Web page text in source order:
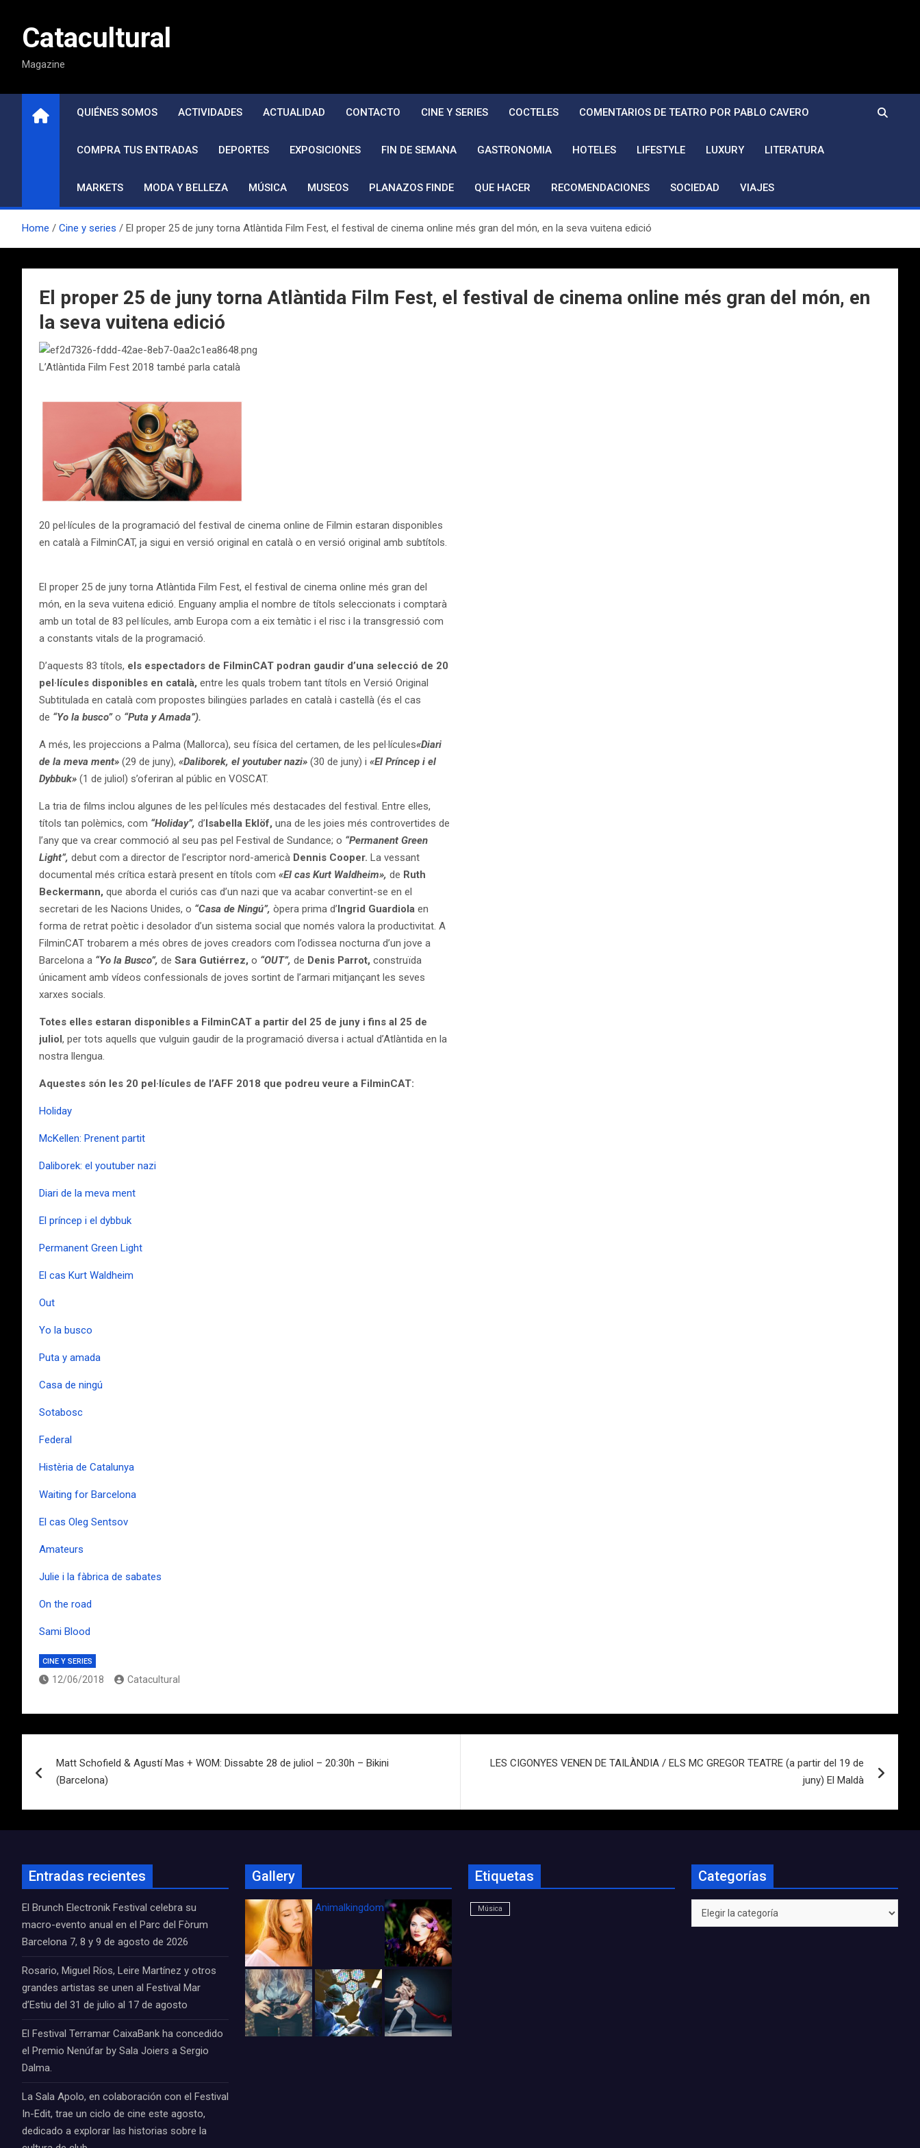
contenidoCatacultural
Magazine
QUIÉNES SOMOS ACTIVIDADES ACTUALIDAD CONTACTO CINE Y SERIES COCTELES COMENTARIOS DE TEATRO POR PABLO CAVERO
COMPRA TUS ENTRADAS DEPORTES EXPOSICIONES FIN DE SEMANA GASTRONOMIA HOTELES LIFESTYLE LUXURY LITERATURA
MARKETS MODA Y BELLEZA MÚSICA MUSEOS PLANAZOS FINDE QUE HACER RECOMENDACIONES SOCIEDAD VIAJES
Home Cine y series El proper 25 de juny torna Atlàntida Film Fest, el festival de cinema online més gran del món, en la seva vuitena edició
El proper 25 de juny torna Atlàntida Film Fest, el festival de cinema online més gran del món, en
la seva vuitena edició
L’Atlàntida Film Fest 2018 també parla català
20 pel·lícules de la programació del festival de cinema online de Filmin estaran disponibles
en català a FilminCAT, ja sigui en versió original en català o en versió original amb subtítols.
El proper 25 de juny torna Atlàntida Film Fest, el festival de cinema online més gran del
món, en la seva vuitena edició. Enguany amplia el nombre de títols seleccionats i comptarà
amb un total de 83 pel·lícules, amb Europa com a eix temàtic i el risc i la transgressió com
a constants vitals de la programació.
D’aquests 83 títols, els espectadors de FilminCAT podran gaudir d’una selecció de 20
pel·lícules disponibles en català, entre les quals trobem tant títols en Versió Original
Subtitulada en català com propostes bilingües parlades en català i castellà (és el cas
de “Yo la busco”o “Puta y Amada”).
A més, les projeccions a Palma (Mallorca), seu física del certamen, de les pel·lícules«Diari
de la meva ment» (29 de juny), «Daliborek, el youtuber nazi» (30 de juny) i «El Príncep i el
Dybbuk» (1 de juliol) s’oferiran al públic en VOSCAT.
La tria de films inclou algunes de les pel·lícules més destacades del festival. Entre elles,
títols tan polèmics, com “Holiday”, d’Isabella Eklöf, una de les joies més controvertides de
l’any que va crear commoció al seu pas pel Festival de Sundance; o “Permanent Green
Light”, debut com a director de l’escriptor nord-americà Dennis Cooper. La vessant
documental més crítica estarà present en títols com «El cas Kurt Waldheim», de Ruth
Beckermann, que aborda el curiós cas d’un nazi que va acabar convertint-se en el
secretari de les Nacions Unides, o “Casa de Ningú”, òpera prima d’Ingrid Guardiola en
forma de retrat poètic i desolador d’un sistema social que només valora la productivitat. A
FilminCAT trobarem a més obres de joves creadors com l’odissea nocturna d’un jove a
Barcelona a “Yo la Busco”, de Sara Gutiérrez, o “OUT”, de Denis Parrot, construïda
únicament amb vídeos confessionals de joves sortint de l’armari mitjançant les seves
xarxes socials.
Totes elles estaran disponibles a FilminCAT a partir del 25 de juny i fins al 25 de
juliol, per tots aquells que vulguin gaudir de la programació diversa i actual d’Atlàntida en la
nostra llengua.
Aquestes són les 20 pel·lícules de l’AFF 2018 que podreu veure a FilminCAT:
Holiday
McKellen: Prenent partit
Daliborek: el youtuber nazi
Diari de la meva ment
El príncep i el dybbuk
Permanent Green Light
El cas Kurt Waldheim
Out
Yo la busco
Puta y amada
Casa de ningú
Sotabosc
Federal
Histèria de Catalunya
Waiting for Barcelona
El cas Oleg Sentsov
Amateurs
Julie i la fàbrica de sabates
On the road
Sami Blood
CINE Y SERIES
12/06/2018 Catacultural
de
entradas
Matt Schofield & Agustí Mas + WOM: Dissabte 28 de juliol – 20:30h – Bikini
(Barcelona)
LES CIGONYES VENEN DE TAILÀNDIA / ELS MC GREGOR TEATRE (a partir del 19 de
juny) El Maldà
Entradas recientes
El Brunch Electronik Festival celebra su
macro-evento anual en el Parc del Fòrum
Barcelona 7, 8 y 9 de agosto de 2026
Rosario, Miguel Ríos, Leire Martínez y otros
grandes artistas se unen al Festival Mar
d’Estiu del 31 de julio al 17 de agosto
El Festival Terramar CaixaBank ha concedido
el Premio Nenúfar by Sala Joiers a Sergio
Dalma.
La Sala Apolo, en colaboración con el Festival
In-Edit, trae un ciclo de cine este agosto,
dedicado a explorar las historias sobre la
Gallery
Animalkingdom_FichaCine
Etiquetas
Música
Categorías
Categorías